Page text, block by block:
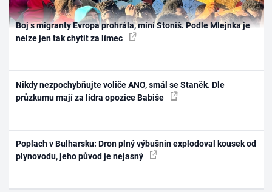
Boj s migranty Evropa prohrála, míní Stoniš. Podle Mlejnka je
nelze jen tak chytit za límec
Nikdy nezpochybňujte voliče ANO, smál se Staněk. Dle
průzkumu mají za lídra opozice Babiše
Poplach v Bulharsku: Dron plný výbušnin explodoval kousek od
plynovodu, jeho původ je nejasný